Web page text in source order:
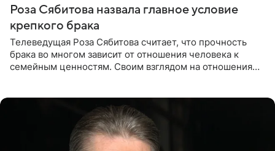
Роза Сябитова назвала главное условие
крепкого брака
Телеведущая Роза Сябитова считает, что прочность
брака во многом зависит от отношения человека к
семейным ценностям. Своим взглядом на отношения